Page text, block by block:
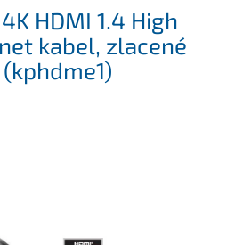
HDMI 1.4 High
kabel, zlacené